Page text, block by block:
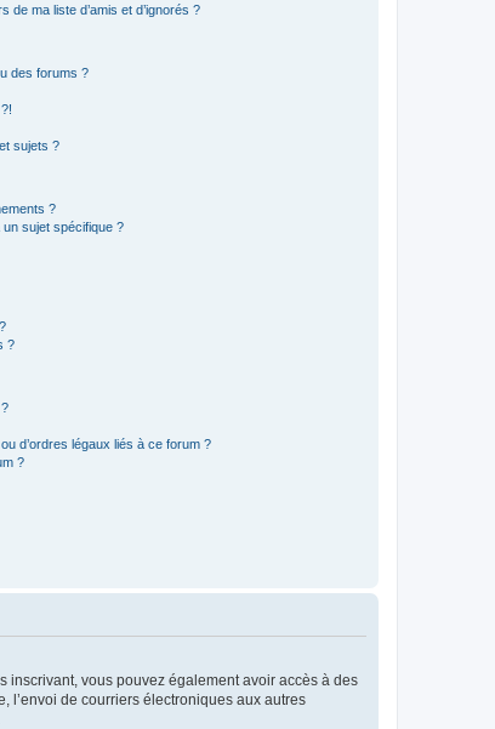
de ma liste d’amis et d’ignorés ?
des forums ?
sujets ?
?
un sujet spécifique ?
?
d’ordres légaux liés à ce forum ?
?
inscrivant, vous pouvez également avoir accès à des
l’envoi de courriers électroniques aux autres